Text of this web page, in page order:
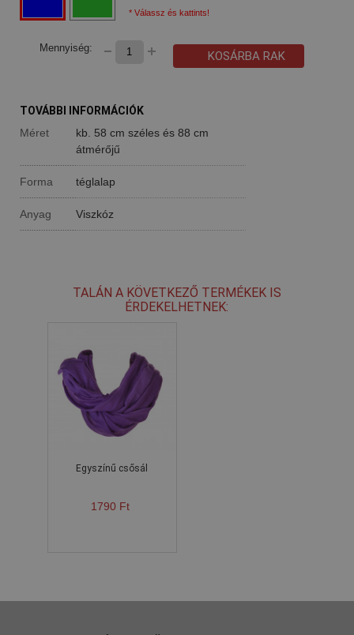
* Válassz és kattints!
Mennyiség:
KOSÁRBA RAK
TOVÁBBI INFORMÁCIÓK
Méret
kb. 58 cm széles és 88 cm
átmérőjű
Forma téglalap
Anyag Viszkóz
TALÁN A KÖVETKEZŐ TERMÉKEK IS
ÉRDEKELHETNEK:
Egyszínű csősál
1790 Ft